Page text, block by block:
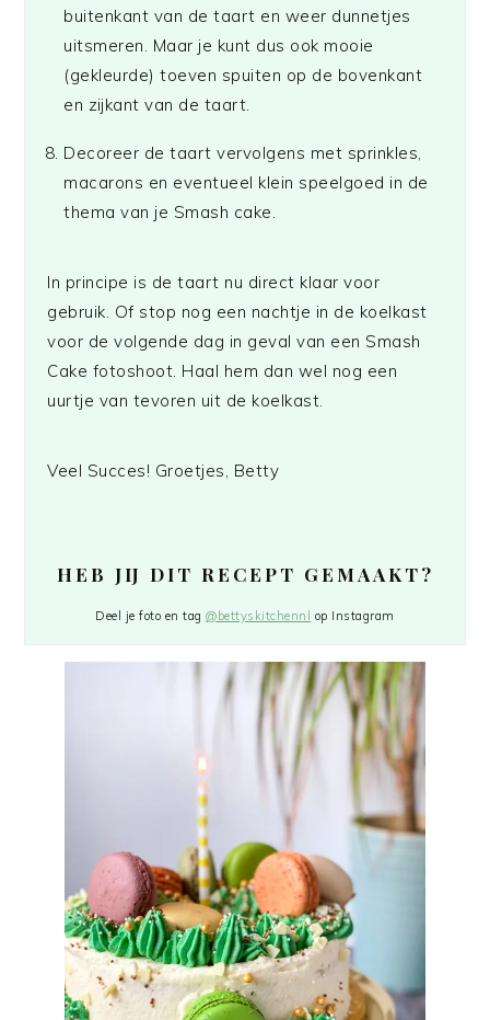
buitenkant van de taart en weer dunnetjes
uitsmeren. Maar je kunt dus ook mooie
(gekleurde) toeven spuiten op de bovenkant
en zijkant van de taart.
Decoreer de taart vervolgens met sprinkles,
macarons en eventueel klein speelgoed in de
thema van je Smash cake.
In principe is de taart nu direct klaar voor
gebruik. Of stop nog een nachtje in de koelkast
voor de volgende dag in geval van een Smash
Cake fotoshoot. Haal hem dan wel nog een
uurtje van tevoren uit de koelkast.
Veel Succes! Groetjes, Betty
HEB JIJ DIT RECEPT GEMAAKT?
Deel je foto en tag@bettyskitchennl op Instagram